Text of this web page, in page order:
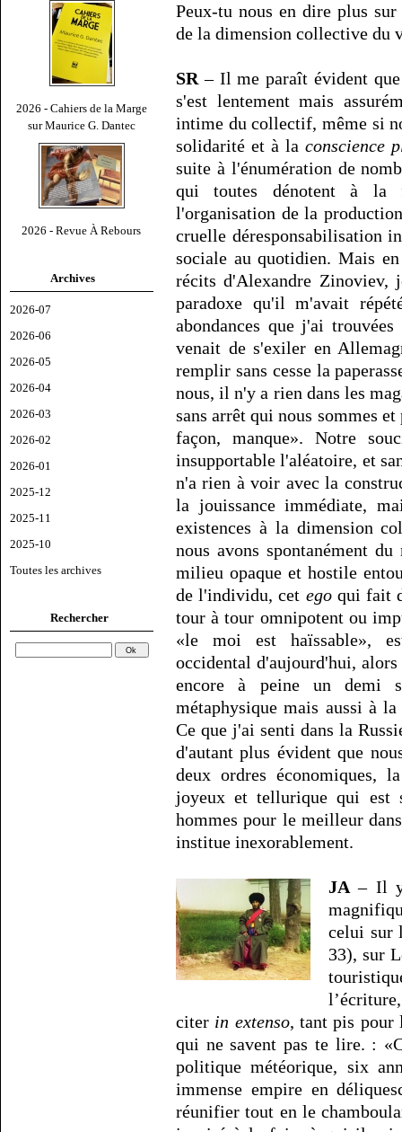
2026 - Cahiers de la Marge
sur Maurice G. Dantec
2026 - Revue À Rebours
Archives
2026-07
2026-06
2026-05
2026-04
2026-03
2026-02
2026-01
2025-12
2025-11
2025-10
Toutes les archives
Rechercher
Peux-tu nous en dire plus
de la dimension collective du
SR – Il me paraît évident
s'est lentement mais
intime du collectif, même si
solidarité et à la conscience
suite à l'énumération de
qui toutes dénotent à la
l'organisation de la
cruelle déresponsabilisation
sociale au quotidien. Mais
récits d'Alexandre Zinoviev,
paradoxe qu'il m'avait
abondances que j'ai
venait de s'exiler en
remplir sans cesse la
nous, il n'y a rien dans les
sans arrêt qui nous sommes
façon, manque». Notre
insupportable l'aléatoire, et
n'a rien à voir avec la
la jouissance immédiate,
existences à la dimension
nous avons spontanément
milieu opaque et hostile
de l'individu, cet egoqui fait
tour à tour omnipotent ou
«le moi est haïssable»,
occidental d'aujourd'hui,
encore à peine un demi
métaphysique mais aussi à
Ce que j'ai senti dans la
d'autant plus évident que
deux ordres économiques,
joyeux et tellurique qui est
hommes pour le meilleur
institue inexorablement.
JA – Il
celui sur
33), sur
citer in extenso, tant pis pour
qui ne savent pas te lire. :
politique météorique, six
immense empire en
réunifier tout en le